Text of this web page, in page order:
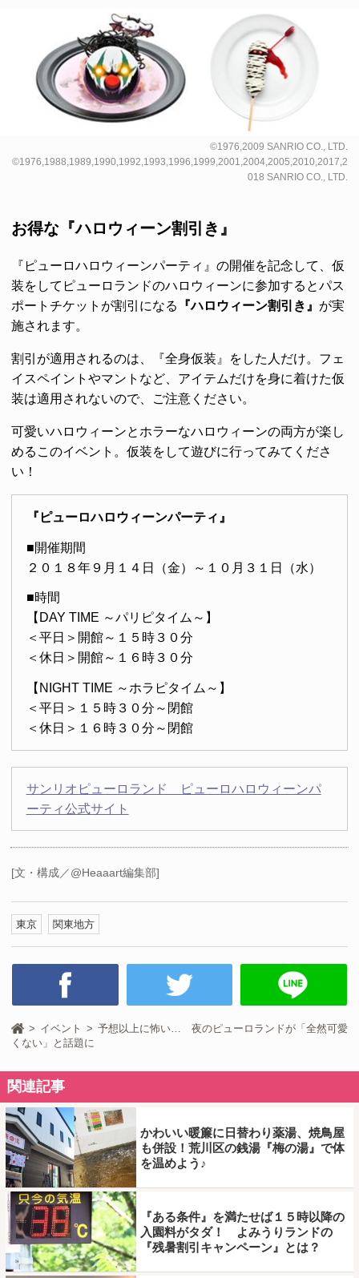
©1976,2009 SANRIO CO., LTD.
©1976,1988,1989,1990,1992,1993,1996,1999,2001,2004,2005,2010,2017,2
018 SANRIO CO., LTD.
お得な『ハロウィーン割引き』
『ピューロハロウィーンパーティ』の開催を記念して、仮
装をしてピューロランドのハロウィーンに参加するとパス
ポートチケットが割引になる
『ハロウィーン割引き』 が実
施されます。
割引が適用されるのは、『全身仮装』をした人だけ。フェ
イスペイントやマントなど、アイテムだけを身に着けた仮
装は適用されないので、ご注意ください。
可愛いハロウィーンとホラーなハロウィーンの両方が楽し
めるこのイベント。仮装をして遊びに行ってみてくださ
い！
『ピューロハロウィーンパーティ』
■開催期間
２０１８年９月１４日（金）～１０月３１日（水）
■時間
【DAY TIME ～パリピタイム～】
＜平日＞開館～１５時３０分
＜休日＞開館～１６時３０分
【NIGHT TIME ～ホラピタイム～】
＜平日＞１５時３０分～閉館
＜休日＞１６時３０分～閉館
サンリオピューロランド ピューロハロウィーンパ
ーティ公式サイト
[文・構成／@Heaaart編集部]
東京 関東地方
イベント
予想以上に怖い… 夜のピューロランドが「全然可愛
くない」と話題に
関連記事
かわいい暖簾に日替わり薬湯、焼鳥屋
も併設！荒川区の銭湯『梅の湯』で体
を温めよう♪
『ある条件』を満たせば１５時以降の
入園料がタダ！ よみうりランドの
『残暑割引キャンペーン』とは？